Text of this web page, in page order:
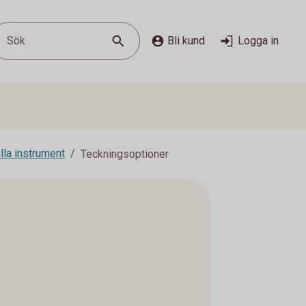
Sök Bli kund Logga in
instrument Teckningsoptioner